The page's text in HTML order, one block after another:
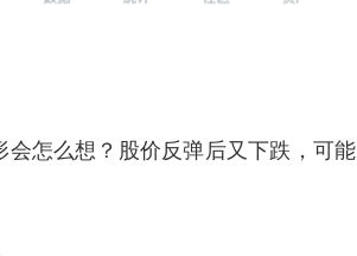
怎么想？股价反弹后又下跌，可能